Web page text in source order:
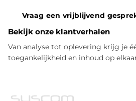
Vraag een vrijblijvend
Bekijk onze klantverhalen
Van analyse tot oplevering krijg je
toegankelijkheid en inhoud op